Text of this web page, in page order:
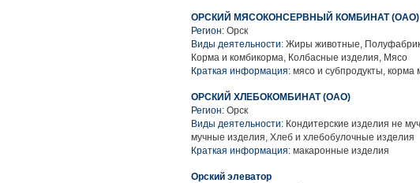
ОРСКИЙ МЯСОКОНСЕРВНЫЙ КОМБИНАТ (ОАО)
Регион: Орск
Виды деятельности: Жиры животные,
Корма и комбикорма, Колбасные изделия, Мясо
Краткая информация: мясо и субпродукты, корма
ОРСКИЙ ХЛЕБОКОМБИНАТ (ОАО)
Регион: Орск
Виды деятельности: Кондитерские изделия не
мучные изделия, Хлеб и хлебобулочные изделия
Краткая информация: макаронные изделия
Орский элеватор